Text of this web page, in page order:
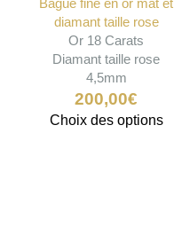
Bague fine en or mat et
diamant taille rose
Or 18 Carats
Diamant taille rose
4,5mm
200,00€
Choix des optionsCe